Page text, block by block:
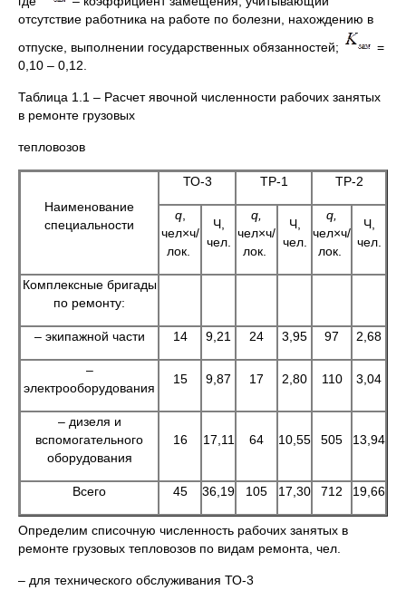
отсутствие работника на работе по болезни, нахождению в
отпуске, выполнении государственных обязанностей;
=
0,10 – 0,12.
Таблица 1.1 – Расчет явочной численности рабочих занятых
в ремонте грузовых
тепловозов
Наименование
специальности
ТО-3 ТР-1 ТР-2
q,
чел×ч/
лок.
Ч,
чел.
q
чел×ч/
лок.
Ч,
чел.
q
чел×ч/
лок.
Ч,
чел.
Комплексные бригады
по ремонту:
– экипажной части 14 9,21 24 3,95 97 2,68
–
электрооборудования
15 9,87 17 2,80 110 3,04
– дизеля и
вспомогательного
оборудования
16 17,11 64 10,55 505 13,94
Всего 45 36,19 105 17,30 712 19,66
Определим списочную численность рабочих занятых в
ремонте грузовых тепловозов по видам ремонта, чел.
– для технического обслуживания ТО-3